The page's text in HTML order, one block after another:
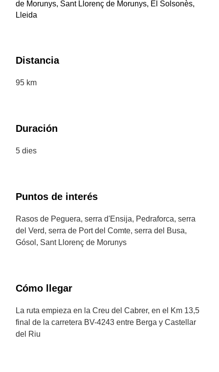
de Morunys, Sant Llorenç de Morunys, El Solsonès,
Lleida
Distancia
95 km
Duración
5 dies
Puntos de interés
Rasos de Peguera, serra d'Ensija, Pedraforca, serra
del Verd, serra de Port del Comte, serra del Busa,
Gósol, Sant Llorenç de Morunys
Cómo llegar
La ruta empieza en la Creu del Cabrer, en el Km 13,5
final de la carretera BV-4243 entre Berga y Castellar
del Riu